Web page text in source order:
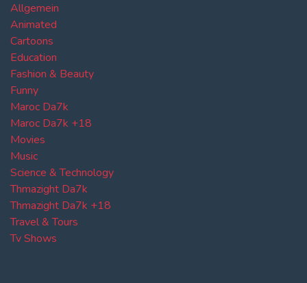
Allgemein
Animated
Cartoons
Education
Fashion & Beauty
Funny
Maroc Da7k
Maroc Da7k +18
Movies
Music
Science & Technology
Thmazight Da7k
Thmazight Da7k +18
Travel & Tours
Tv Shows